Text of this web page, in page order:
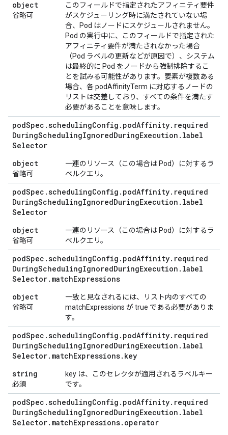
object
省略可
このフィールドで指定されたアフィニティ要件
がスケジューリング時に満たされていない場
合、Pod はノードにスケジュールされません。
Pod の実行中に、このフィールドで指定された
アフィニティ要件が満たされなかった場合
（Pod ラベルの更新などが原因で）、システム
は最終的に Pod をノードから強制排除するこ
とを試みる可能性があります。要素が複数ある
場合、各 podAffinityTerm に対応するノードの
リストは交差しており、すべての条件を満たす
必要があることを意味します。
podSpec .schedulingConfig . podAffinity. required
DuringSchedulingIgnoredDuringExecution . label
Selector
object
省略可
一連のリソース（この場合は Pod）に対するラ
ベルクエリ。
podSpec .schedulingConfig . podAffinity. required
DuringSchedulingIgnoredDuringExecution . label
Selector
object
省略可
一連のリソース（この場合は Pod）に対するラ
ベルクエリ。
podSpec .schedulingConfig . podAffinity. required
DuringSchedulingIgnoredDuringExecution . label
Selector. matchExpressions
object
省略可
一致と見なされるには、リスト内のすべての
matchExpressions が true である必要がありま
す。
podSpec .schedulingConfig . podAffinity. required
DuringSchedulingIgnoredDuringExecution . label
Selector. matchExpressions. key
string
必須
key は、このセレクタが適用されるラベルキー
です。
podSpec .schedulingConfig . podAffinity. required
DuringSchedulingIgnoredDuringExecution . label
Selector. matchExpressions. operator